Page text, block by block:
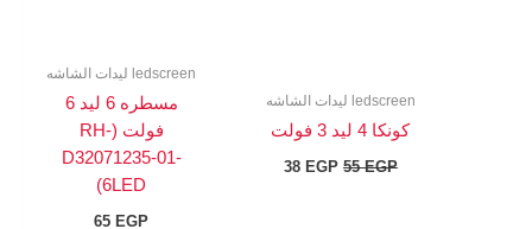
ledscreen ليدات الشاشه
كونكا 4 ليد 3 فولت
55EGP
38 EGP
ledscreen ليدات الشاشه
مسطره 6 ليد 6
فولت (RH-
D32071235-01-
6LED)
65 EGP